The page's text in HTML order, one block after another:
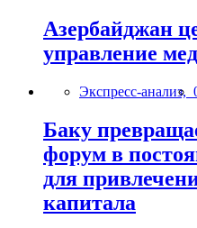
Азербайджан
управление
Экспресс-анализ,
Баку
форум в
для
капитала